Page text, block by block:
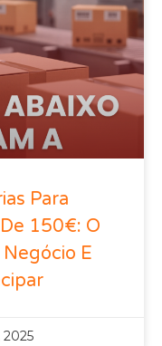
Para
150€: O
E